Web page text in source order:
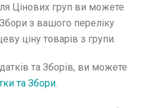
квитків за допомогою inCust?
рахунків
різновиди: як створювати,
палива та енергії
Цінових груп ви можете
з вашого переліку
ціну товарів з групи.
та Зборів, ви можете
та Збори.